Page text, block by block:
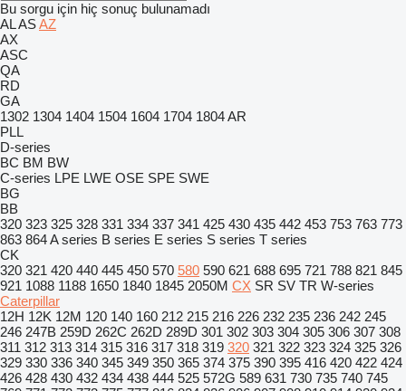
Bu sorgu için hiç sonuç bulunamadı
ALASAZ
AX
ASC
QA
RD
GA
1302 1304 1404 1504 1604 1704 1804AR
PLL
D-series
BC BM BW
C-series LPE LWE OSE SPE SWE
BG
BB
320 323 325 328 331 334 337 341 425 430 435 442 453 753 763 773
863 864A series B series E series S series T series
CK
320 321 420 440 445 450 570 580 590 621 688 695 721 788 821 845
921 1088 1188 1650 1840 1845 2050M CX SR SV TR W-series
Caterpillar
12H 12K 12M 120 140 160 212 215 216 226 232 235 236 242 245
246 247B 259D 262C 262D 289D 301 302 303 304 305 306 307 308
311 312 313 314 315 316 317 318 319 320 321 322 323 324 325 326
329 330 336 340 345 349 350 365 374 375 390 395 416 420 422 424
426 428 430 432 434 438 444 525 572G 589 631 730 735 740 745